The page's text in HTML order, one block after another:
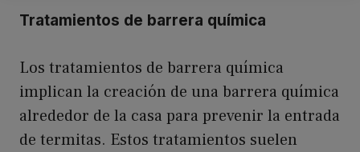
Tratamientos de barrera química
Los tratamientos de barrera química
implican la creación de una barrera química
alrededor de la casa para prevenir la entrada
de termitas. Estos tratamientos suelen